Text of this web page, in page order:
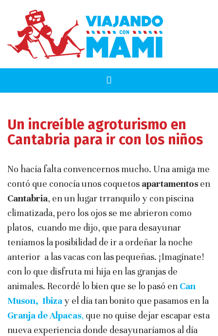
Un increíble agroturismo en
Cantabria para ir con los niños
No hacía falta convencernos mucho. Una amiga me
contó que conocía unos coquetos apartamentos en
Cantabria, en un lugar trranquilo y con piscina
climatizada, pero los ojos se me abrieron como
platos, cuando me dijo, que para desayunar
teníamos la posibilidad de ir a ordeñar la noche
anterior a las vacas con las pequeñas. ¡Imagínate!
con lo que disfruta mi hija en las granjas de
animales. Recordé lo bien que se lo pasó en Can
Muson, Ibizay el día tan bonito que pasamos en la
Granja de Alpacas, que no quise dejar escapar esta
nueva experiencia donde desayunaríamos al día